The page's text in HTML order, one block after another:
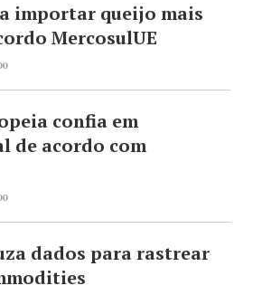
importar queijo mais
MercosulUE
confia em
de acordo com
dados para rastrear